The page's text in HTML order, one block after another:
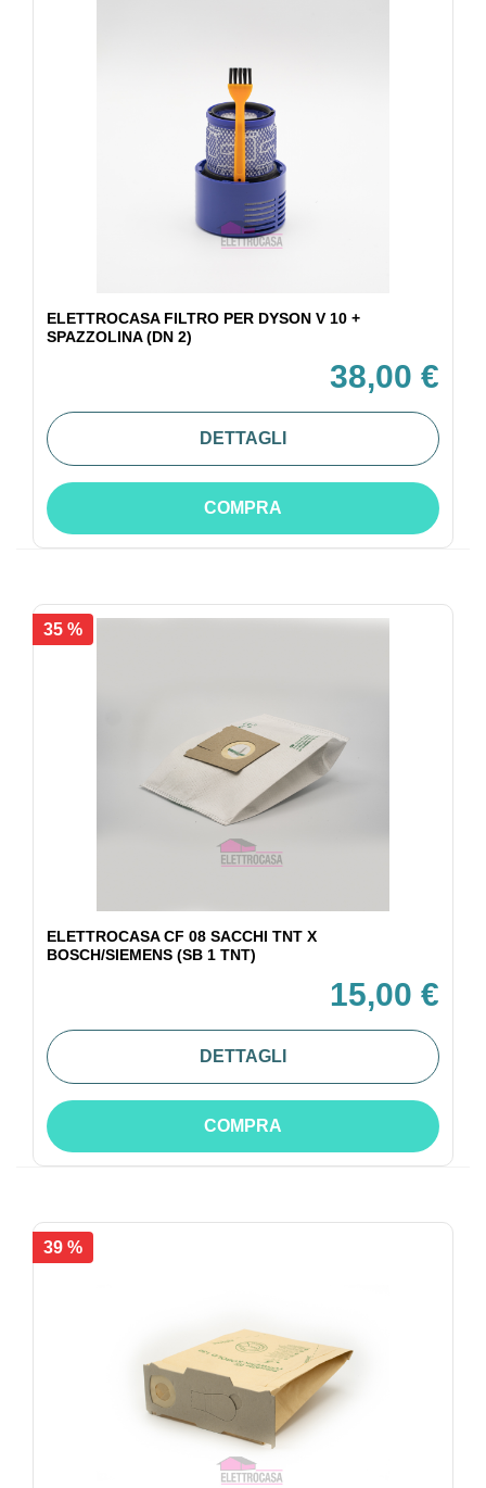
ELETTROCASA FILTRO PER DYSON V 10 +
SPAZZOLINA (DN 2)
38,00 €
DETTAGLI
COMPRA
35 %
ELETTROCASA CF 08 SACCHI TNT X
BOSCH/SIEMENS (SB 1 TNT)
15,00 €
DETTAGLI
COMPRA
39 %